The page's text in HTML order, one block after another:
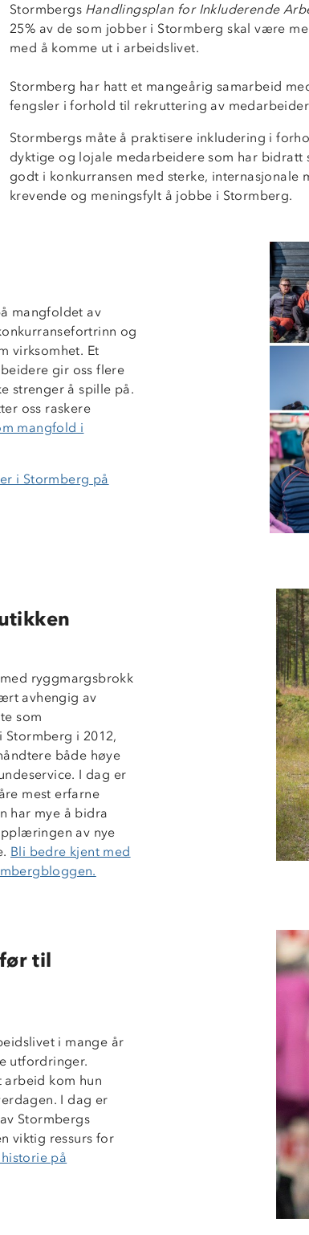
Stormbergs Handlingsplan for Inkluderende
25% av de som jobber i Stormberg skal være
med å komme ut i arbeidslivet.
Stormberg har hatt et mangeårig samarbeid
fengsler i forhold til rekruttering av
Stormbergs måte å praktisere inkludering i
dyktige og lojale medarbeidere som har bidratt
godt i konkurransen med sterke, internasjonale
krevende og meningsfylt å jobbe i Stormberg.
mangfoldet av
og
virksomhet. Et
gir oss flere
strenger å spille på.
oss raskere
mangfold i
i Stormberg på
ryggmargsbrokk
avhengig av
som
i 2012,
både høye
I dag er
mest erfarne
har mye å bidra
av nye
Bli bedre kjent med
til
i mange år
utfordringer.
kom hun
I dag er
Stormbergs
viktig ressurs for
historie på